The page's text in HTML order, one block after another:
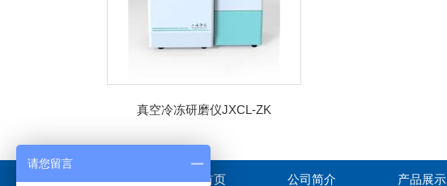
真空冷冻研磨仪JXCL-ZK
首页 公司简介 产品展示
请您留言